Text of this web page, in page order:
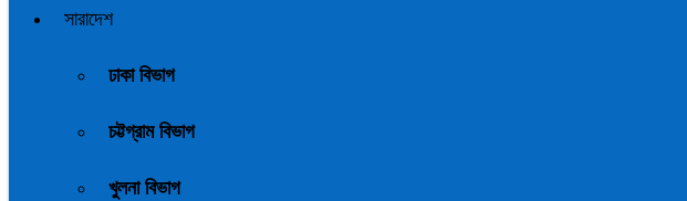
সারাদেশ
ঢাকা বিভাগ
চট্টগ্রাম বিভাগ
খুলনা বিভাগ